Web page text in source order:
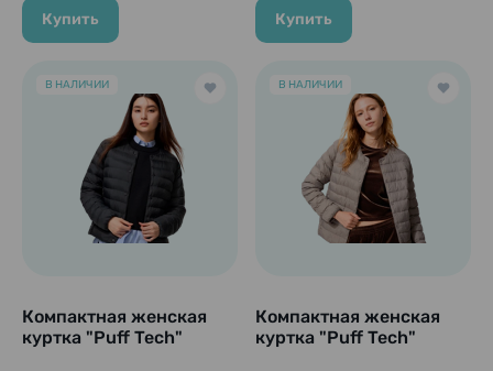
Купить Купить
В НАЛИЧИИ
Компактная женская
куртка "Puff Tech"
В НАЛИЧИИ
Компактная женская
куртка "Puff Tech"